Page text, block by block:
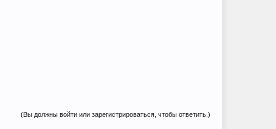
(Вы должны войти или зарегистрироваться, чтобы ответить.)